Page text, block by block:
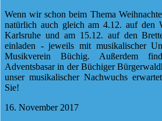
Wenn wir schon beim Thema
natürlich auch gleich am 4.12. auf den
Karlsruhe und am 15.12. auf den
einladen - jeweils mit musikalischer
Musikverein Büchig. Außerdem
Adventsbasar in der Büchiger
unser musikalischer Nachwuchs
Sie!
16. November 2017